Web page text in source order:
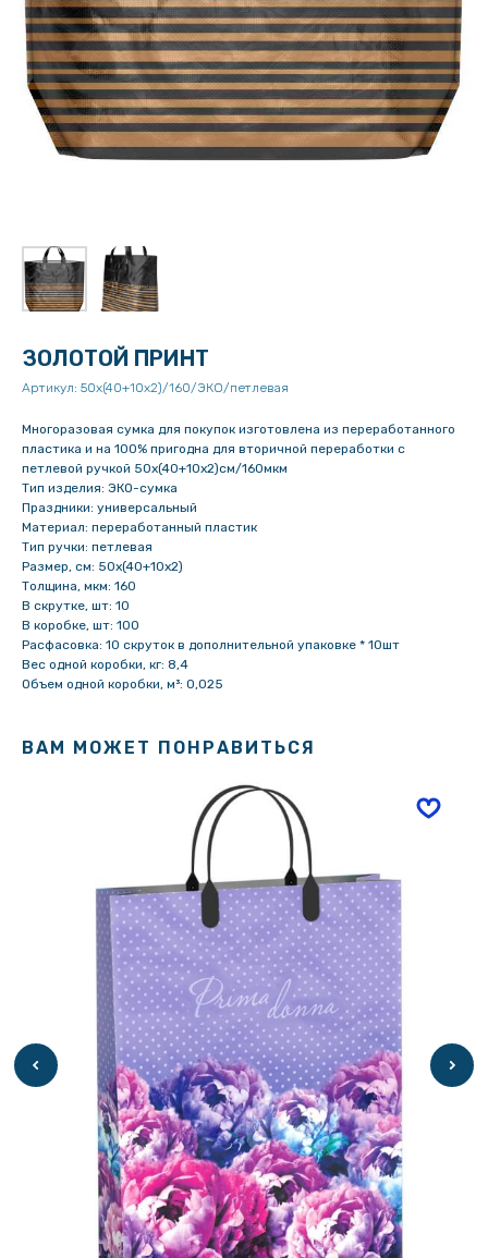
ЗОЛОТОЙ ПРИНТ
Артикул: 50х(40+10х2)/160/ЭКО/петлевая
Многоразовая сумка для покупок изготовлена из переработанного
пластика и на 100% пригодна для вторичной переработки с
петлевой ручкой 50х(40+10х2)см/160мкм
Тип изделия: ЭКО-сумка
Праздники: универсальный
Материал: переработанный пластик
Тип ручки: петлевая
Размер, см: 50х(40+10х2)
Толщина, мкм: 160
В скрутке, шт: 10
В коробке, шт: 100
Расфасовка: 10 скруток в дополнительной упаковке * 10шт
Вес одной коробки, кг: 8,4
Объем одной коробки, м³: 0,025
ВАМ МОЖЕТ ПОНРАВИТЬСЯ